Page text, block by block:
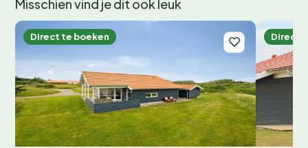
Misschien vind je dit ook leuk
Direct te boeken Direct